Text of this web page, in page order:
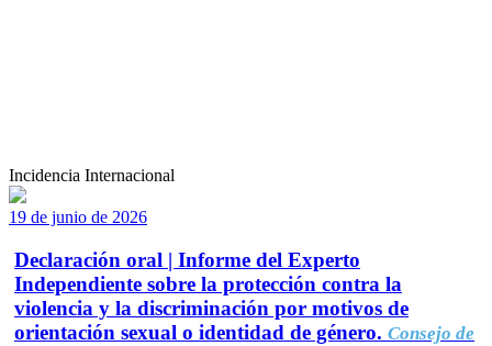
Incidencia Internacional
19 de junio de 2026
Declaración oral | Informe del Experto
Independiente sobre la protección contra la
violencia y la discriminación por motivos de
orientación sexual o identidad de género. Consejo de